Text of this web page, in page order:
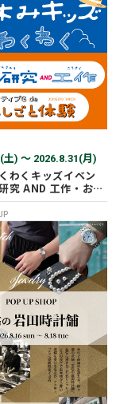
土) 〜 2026.8.31(月)
わくキッズイベン
究 AND 工作・おし